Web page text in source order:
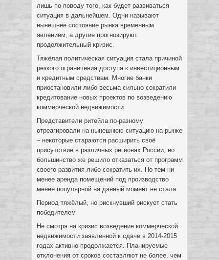
лишь по поводу того, как будет развиваться
ситуация в дальнейшем. Одни называют
нынешнее состояние рынка временным
явлением, а другие прогнозируют
продолжительный кризис.
Тяжёлая политическая ситуация стала причиной
резкого ограничения доступа к инвестиционным
и кредитным средствам. Многие банки
приостановили либо весьма сильно сократили
кредитование новых проектов по возведению
коммерческой недвижимости.
Представители ритейла по-разному
отреагировали на нынешнюю ситуацию на рынке
– некоторые стараются расширить своё
присутствие в различных регионах России, но
большинство же решило отказаться от программ
своего развития либо сократить их. Но тем ни
менее аренда помещений под производство
менее популярной на данный момент не стала.
Период тяжёлый, но рискнувший рискует стать
победителем
Не смотря на кризис возведение коммерческой
недвижимости заявленной к сдаче в 2014-2015
годах активно продолжается. Планируемые
отклонения от сроков составляют не более, чем